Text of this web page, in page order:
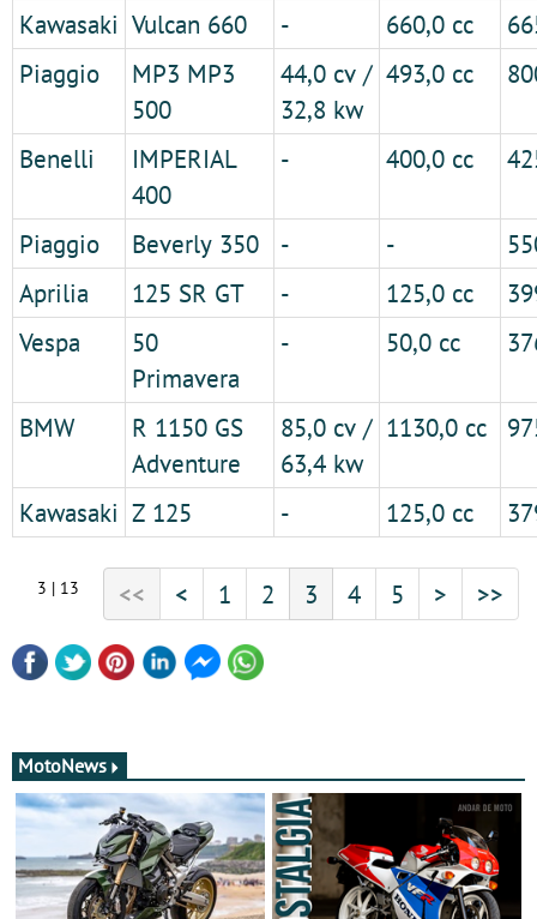
Kawasaki Vulcan 660 - 660,0 cc
Piaggio
MP3 MP3
500
44,0 cv /
32,8 kw
493,0 cc
Benelli
IMPERIAL
400
- 400,0 cc
Piaggio Beverly 350 - -
Aprilia
125 SR GT - 125,0 cc
Vespa
50
Primavera
- 50,0 cc
BMW
R 1150 GS
Adventure
85,0 cv /
63,4 kw
1130,0 cc
Kawasaki Z 125 - 125,0 cc
3 | 13 << < 1 2 3 4 5 > >>
MotoNews